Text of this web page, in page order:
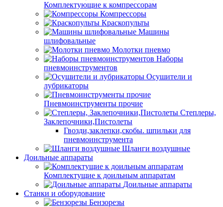
Комплектующие к компрессорам
Компрессоры
Краскопульты
Машины
шлифовальные
Молотки пневмо
Наборы
пневмоинструментов
Осушители и
лубрикаторы
Пневмоинструменты прочие
Степлеры,
Заклепочники,Пистолеты
Гвозди,заклепки,скобы. шпильки для
пневмоинструмента
Шланги воздушные
Доильные аппараты
Комплектущие к доильным аппаратам
Доильные аппараты
Станки и оборудование
Бензорезы